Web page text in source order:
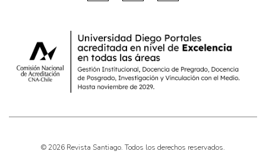
© 2026 Revista Santiago. Todos los derechos reservados.